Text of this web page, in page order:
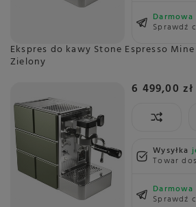
Sprawdź
Ekspres do kawy Stone Espresso
Zielony
6 499,00 zł
Wysyłka
Towar
Sprawdź